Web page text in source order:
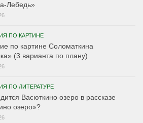
Лебедь»
ПО КАРТИНЕ
по картине Соломаткина
(3 варианта по плану)
ПО ЛИТЕРАТУРЕ
Васюткино озеро в рассказе
озеро»?